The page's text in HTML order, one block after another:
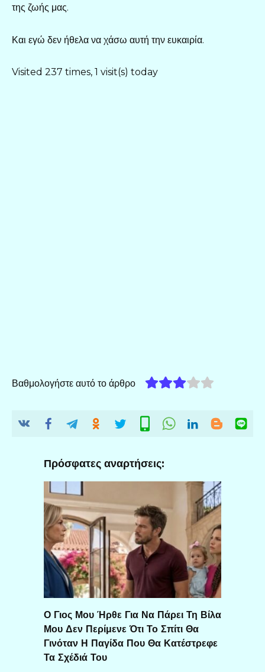
της ζωής μας.
Και εγώ δεν ήθελα να χάσω αυτή την ευκαιρία.
Visited 237 times, 1 visit(s) today
Βαθμολογήστε αυτό το άρθρο
Πρόσφατες αναρτήσεις:
Ο Γιος Μου Ήρθε Για Να Πάρει Τη Βίλα
Μου Δεν Περίμενε Ότι Το Σπίτι Θα
Γινόταν Η Παγίδα Που Θα Κατέστρεφε
Τα Σχέδιά Του